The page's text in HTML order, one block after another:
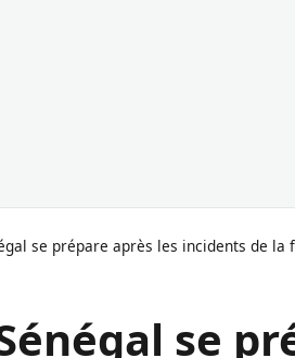
se prépare après les incidents de la
se